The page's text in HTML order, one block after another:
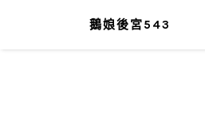
鵝娘後宮543